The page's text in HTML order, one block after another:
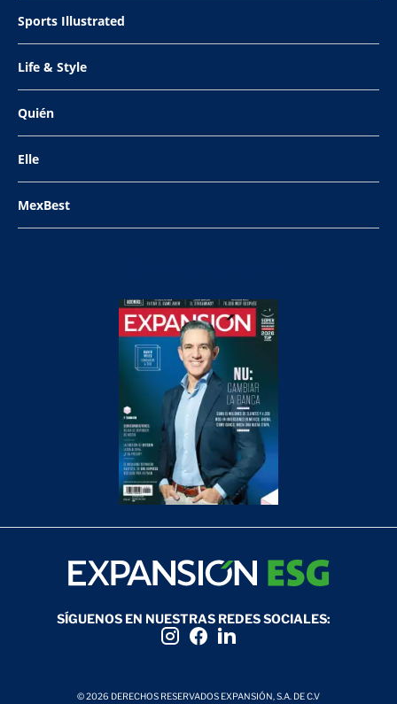
Sports Illustrated
Life & Style
Quién
Elle
MexBest
SÍGUENOS EN NUESTRAS REDES SOCIALES:
© 2026 DERECHOS RESERVADOS EXPANSIÓN, S.A. DE C.V